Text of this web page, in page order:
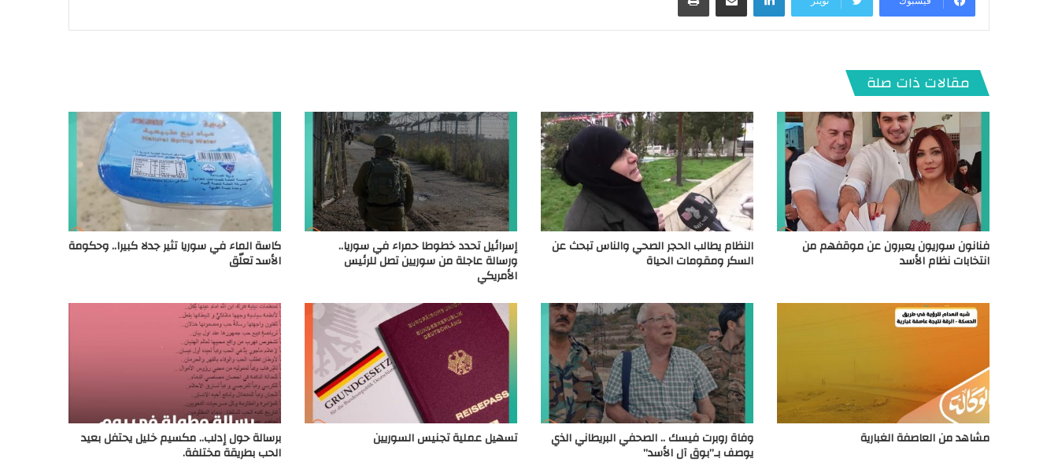
مقالات ذات صلة
فنانون سوريون يعبرون عن موقفهم من
انتخابات نظام الأسد
النظام يطالب الحجر الصحي والناس تبحث عن
السكر ومقومات الحياة
إسرائيل تحدد خطوطا حمراء في سوريا..
ورسالة عاجلة من سوريين تصل للرئيس
الأمريكي
كاسة الماء في سوريا تثير جدلا كبيرا.. وحكومة
الأسد تعلّق
مشاهد من العاصفة الغبارية وفاة روبرت فيسك .. الصحفي البريطاني الذي
يوصف بـ”بوق آل الأسد”
تسهيل عملية تجنيس السوريين برسالة حول إدلب.. مكسيم خليل يحتفل بعيد
الحب بطريقة مختلفة.